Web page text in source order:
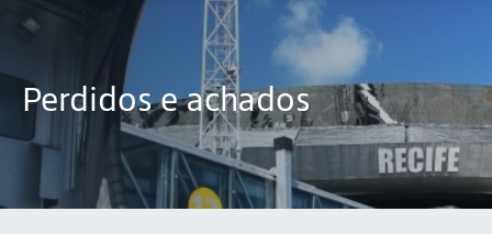
Perdidos e achados